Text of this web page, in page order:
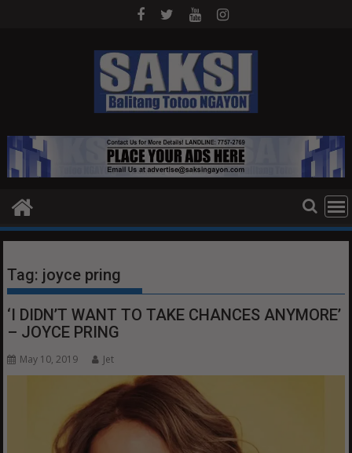
Tag: joyce pring
‘I DIDN’T WANT TO TAKE CHANCES ANYMORE’
– JOYCE PRING
May 10, 2019 Jet